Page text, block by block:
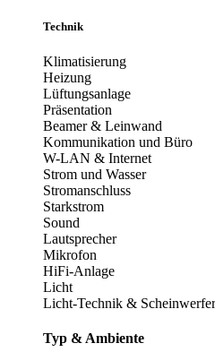
Technik
Klimatisierung
Heizung
Lüftungsanlage
Präsentation
Beamer & Leinwand
Kommunikation und Büro
W-LAN & Internet
Strom und Wasser
Stromanschluss
Starkstrom
Sound
Lautsprecher
Mikrofon
HiFi-Anlage
Licht
Licht-Technik & Scheinwerfer
Typ & Ambiente